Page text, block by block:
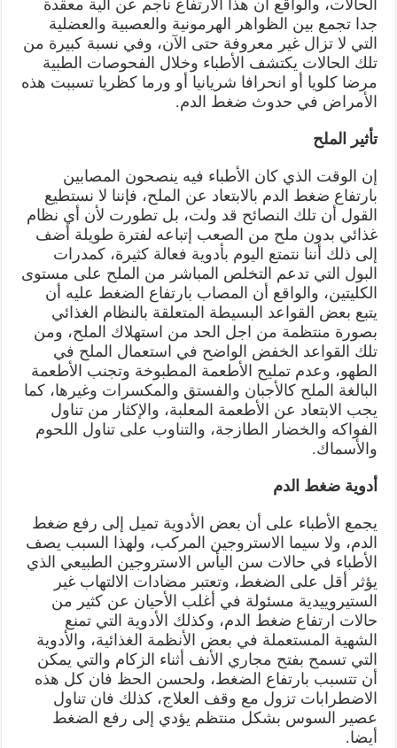
الحالات، والواقع أن هذا الارتفاع ناجم عن آلية معقدة
جدا تجمع بين الظواهر الهرمونية والعصبية والعضلية
التي لا تزال غير معروفة حتى الآن، وفي نسبة كبيرة من
تلك الحالات يكتشف الأطباء وخلال الفحوصات الطبية
مرضا كلويا أو انحرافا شريانيا أو ورما كظريا تسببت هذه
الأمراض في حدوث ضغط الدم.
تأثير الملح
إن الوقت الذي كان الأطباء فيه ينصحون المصابين
بارتفاع ضغط الدم بالابتعاد عن الملح، فإننا لا نستطيع
القول أن تلك النصائح قد ولت، بل تطورت لأن أي نظام
غذائي بدون ملح من الصعب إتباعه لفترة طويلة أضف
إلى ذلك أننا نتمتع اليوم بأدوية فعالة كثيرة، كمدرات
البول التي تدعم التخلص المباشر من الملح على مستوى
الكليتين، والواقع أن المصاب بارتفاع الضغط عليه أن
يتبع بعض القواعد البسيطة المتعلقة بالنظام الغذائي
بصورة منتظمة من اجل الحد من استهلاك الملح، ومن
تلك القواعد الخفض الواضح في استعمال الملح في
الطهو، وعدم تمليح الأطعمة المطبوخة وتجنب الأطعمة
البالغة الملح كالأجبان والفستق والمكسرات وغيرها، كما
يجب الابتعاد عن الأطعمة المعلبة، والإكثار من تناول
الفواكه والخضار الطازجة، والتناوب على تناول اللحوم
والأسماك.
أدوية ضغط الدم
يجمع الأطباء على أن بعض الأدوية تميل إلى رفع ضغط
الدم، ولا سيما الاستروجين المركب، ولهذا السبب يصف
الأطباء في حالات سن اليأس الاستروجين الطبيعي الذي
يؤثر أقل على الضغط، وتعتبر مضادات الالتهاب غير
الستيروييدية مسئولة في أغلب الأحيان عن كثير من
حالات ارتفاع ضغط الدم، وكذلك الأدوية التي تمنع
الشهية المستعملة في بعض الأنظمة الغذائية، والأدوية
التي تسمح بفتح مجاري الأنف أثناء الزكام والتي يمكن
أن تتسبب بارتفاع الضغط، ولحسن الحظ فان كل هذه
الاضطرابات تزول مع وقف العلاج، كذلك فان تناول
عصير السوس بشكل منتظم يؤدي إلى رفع الضغط
أيضا.